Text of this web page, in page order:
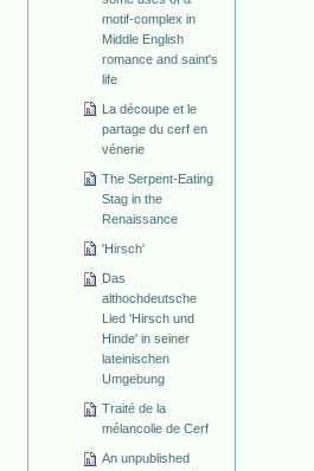
motif-complex in
Middle English
romance and saint's
life
La découpe et le
partage du cerf en
vénerie
The Serpent-Eating
Stag in the
Renaissance
'Hirsch'
Das
althochdeutsche
Lied 'Hirsch und
Hinde' in seiner
lateinischen
Umgebung
Traité de la
mélancolie de Cerf
An unpublished